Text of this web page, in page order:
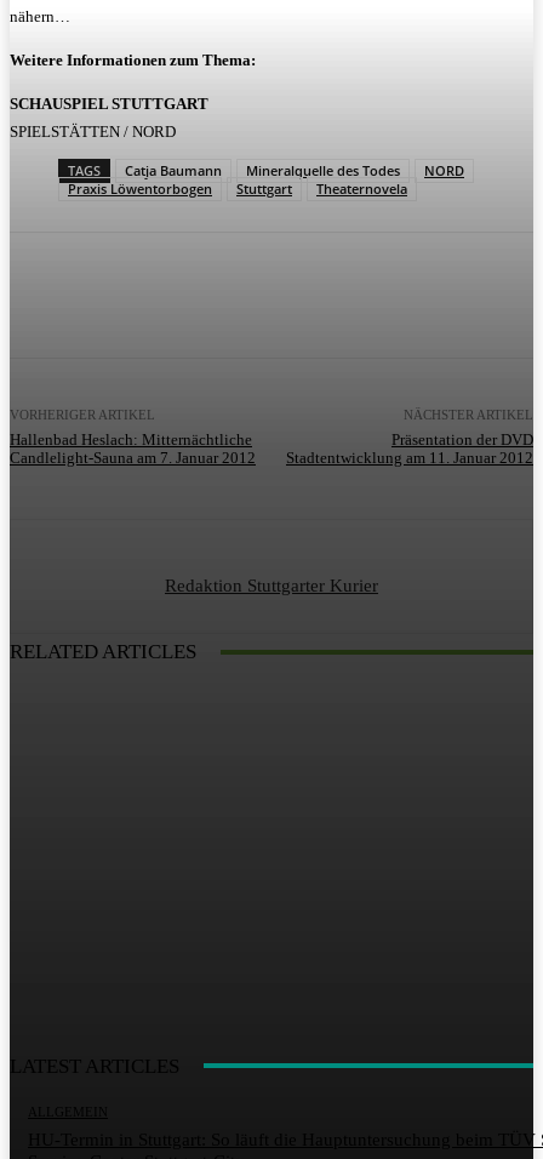
nähern…
Weitere Informationen zum Thema:
SCHAUSPIEL STUTTGART
SPIELSTÄTTEN / NORD
TAGS Catja Baumann Mineralquelle des Todes
NORD
Praxis Löwentorbogen
Stuttgart Theaternovela
VORHERIGER ARTIKEL
Hallenbad Heslach: Mitternächtliche
Candlelight-Sauna am 7. Januar 2012
NÄCHSTER ARTIKEL
Präsentation der DVD
Stadtentwicklung am 11. Januar 2012
Redaktion Stuttgarter Kurier
RELATED ARTICLES
LATEST ARTICLES
ALLGEMEIN
HU-Termin in Stuttgart: So läuft die Hauptuntersuchung beim TÜV